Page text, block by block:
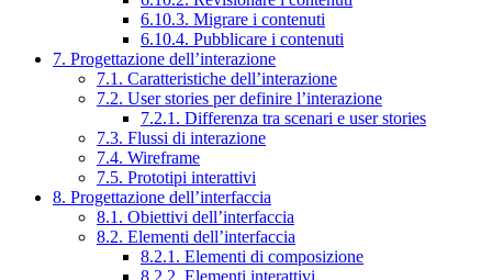
6.10.3. Migrare i contenuti
6.10.4. Pubblicare i contenuti
7. Progettazione dell’interazione
7.1. Caratteristiche dell’interazione
7.2. User stories per definire l’interazione
7.2.1. Differenza tra scenari e user stories
7.3. Flussi di interazione
7.4. Wireframe
7.5. Prototipi interattivi
8. Progettazione dell’interfaccia
8.1. Obiettivi dell’interfaccia
8.2. Elementi dell’interfaccia
8.2.1. Elementi di composizione
8.2.2. Elementi interattivi